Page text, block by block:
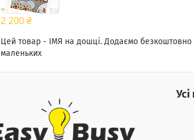
2 200 ₴
Цей товар - ІМЯ на дошці. Додаємо безкоштовно
маленьких